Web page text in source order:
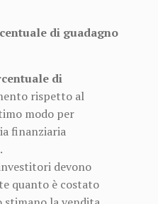
di guadagno
di
rispetto al
modo per
finanziaria
devono
quanto è costato